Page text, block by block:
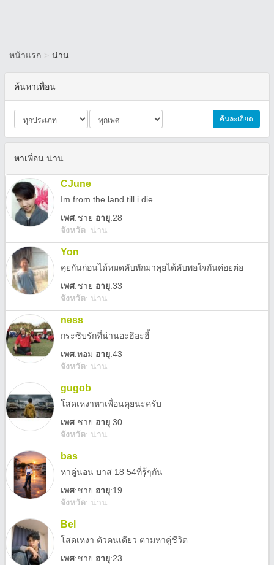
หน้าแรก > น่าน
ค้นหาเพื่อน
ค้นละเอียด
หาเพื่อน น่าน
CJune
Im from the land till i die
เพศ:ชาย อายุ:28
จังหวัด: น่าน
Yon
คุยกันก่อนได้หมดคับทักมาคุยได้คับพอใจกันค่อยต่อ
เพศ:ชาย อายุ:33
จังหวัด: น่าน
ness
กระซิบรักที่น่านอะฮิอะฮี้
เพศ:ทอม อายุ:43
จังหวัด: น่าน
gugob
โสดเหงาหาเพื่อนคุยนะครับ
เพศ:ชาย อายุ:30
จังหวัด: น่าน
bas
หาคู่นอน บาส 18 54ที่รู้ๆกัน
เพศ:ชาย อายุ:19
จังหวัด: น่าน
Bel
โสดเหงา ตัวคนเดียว ตามหาคู่ชีวิต
เพศ:ชาย อายุ:23